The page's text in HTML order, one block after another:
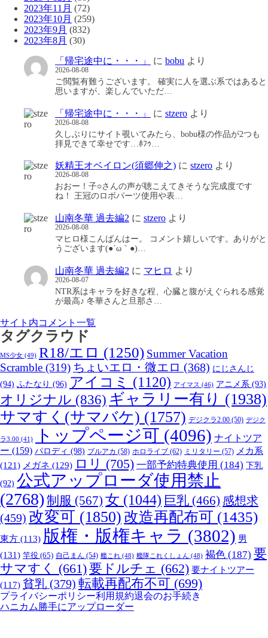
2023年11月 (72)
2023年10月 (259)
2023年9月 (832)
2023年8月 (30)
「帰宅途中に・・・」
に bobu より
2026-08-08
ご閲覧有難うございます。 確実に人を選ぶ系ではあると
思いますが、楽しんでいただ…
「帰宅途中に・・・」 に stzero より
2026-08-08
久しぶりにサイト覗いてみたら、bobu様の作品が2つも
拝見できて幸せです…ﾎﾌｩ…
妖精王オベイロン(須郷伸之) に stzero より
2026-08-08
おおー！子○さんの声が聴こえてきそうな完成度です
ね！ 王冠のロボパーツ使用や表…
山南冬華 過去編2 に stzero より
2026-08-08
マヒロ様こんばんはー。 コメント嬉しいです。ありがと
うございます(●´ω｀●)…
山南冬華 過去編2 に マヒロ より
2026-08-07
NTR系はキャラを好きな程、心臓と腹がえぐられる感覚
が最高♪ 冬華さんと旦那さ…
サイト内コメント一覧
タグクラウド
MS少女 (49) R18/エロ (1250) Summer Vacation
Scramble (319) ちょいエロ・微エロ (368) にじさんじ
(94) ふたなり (96) アイコミ (1120) アイマス (46) アニメ系 (93)
オリジナル (836) ギャラリー有り (1938)
サマすく(サマバケ) (1757) デジクラ2.00 (50) デジク
ラ3.00 (41) トップページ可 (4096) ナイトツア
ー (159) パロディ (98) ブルアカ (58) ホロライブ (62) ミリタリー (57) メカ系
(121) メガネ (129) ロリ (705) 一部予約特典使用 (184) 下乳
(92) 公式アップローダ使用禁止
(2768) 制服 (567) 女 (1044) 巨乳 (466) 感想求
(459) 改変可 (1850) 改造再配布可 (1435)
東方 (113) 版権・版権キャラ (3802) 男
(131) 竿役 (65) 自己まん (54) 艦これ (48) 艦隊これくしょん (48) 褐色 (187) 要
サマすく
(661)要ドルチェ (662) 要ナイトツアー
(117) 貧乳 (379) 転載再配布不可 (699)
プライバシーポリシー利用規約退会のお手続き
ハニカム勝手にアップローダー